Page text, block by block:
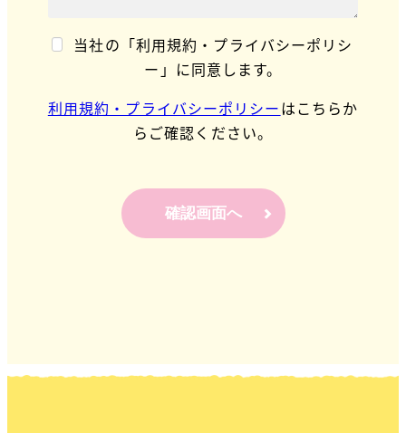
当社の「利用規約・プライバシーポリシ
ー」に同意します。
利用規約・プライバシーポリシーはこちらか
らご確認ください。
確認画面へ